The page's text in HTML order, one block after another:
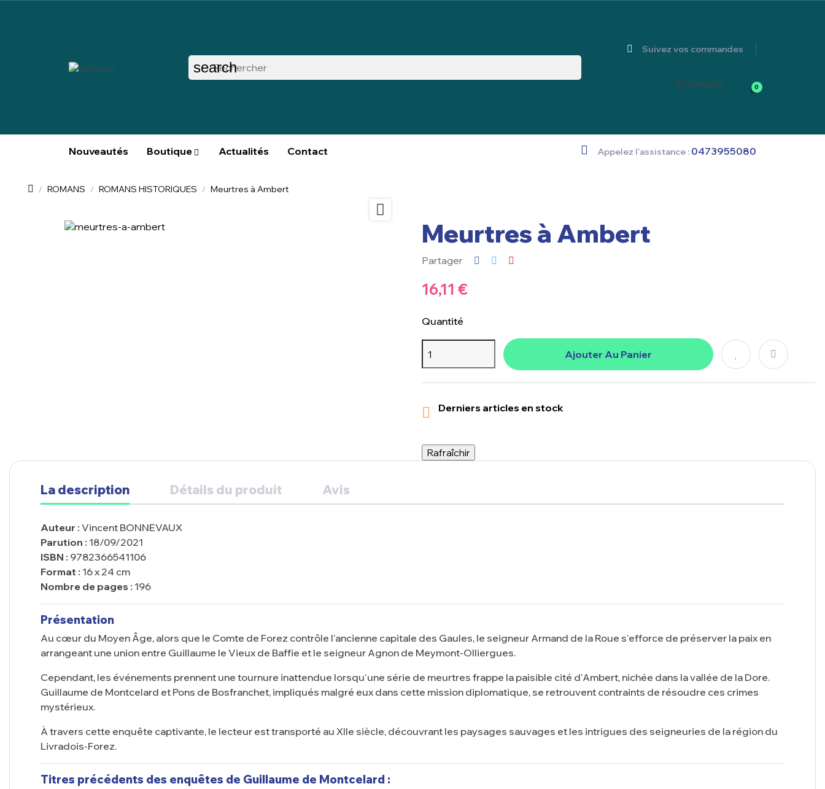
search
Suivez vos commandes
Compte 0
Nouveautés Boutique Actualités Contact Appelez l'assistance : 0473955080
ROMANS ROMANS HISTORIQUES Meurtres à Ambert

Meurtres à Ambert
Partager
16,11 €
Quantité
Ajouter Au Panier
 Derniers articles en stock
La description Détails du produit Avis
Auteur : Vincent BONNEVAUX
Parution : 18/09/2021
ISBN : 9782366541106
Format : 16 x 24 cm
Nombre de pages : 196
Présentation
Au cœur du Moyen Âge, alors que le Comte de Forez contrôle l'ancienne capitale des Gaules, le seigneur Armand de la Roue s'efforce de préserver la paix en
arrangeant une union entre Guillaume le Vieux de Baffie et le seigneur Agnon de Meymont-Olliergues.
Cependant, les événements prennent une tournure inattendue lorsqu'une série de meurtres frappe la paisible cité d'Ambert, nichée dans la vallée de la Dore.
Guillaume de Montcelard et Pons de Bosfranchet, impliqués malgré eux dans cette mission diplomatique, se retrouvent contraints de résoudre ces crimes
mystérieux.
À travers cette enquête captivante, le lecteur est transporté au XIIe siècle, découvrant les paysages sauvages et les intrigues des seigneuries de la région du
Livradois-Forez.
Titres précédents des enquêtes de Guillaume de Montcelard :